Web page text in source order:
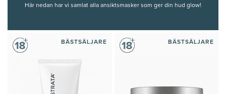
Här nedan har vi samlat alla ansiktsmasker som ger din hud glow!
BÄSTSÄLJARE BÄSTSÄLJARE